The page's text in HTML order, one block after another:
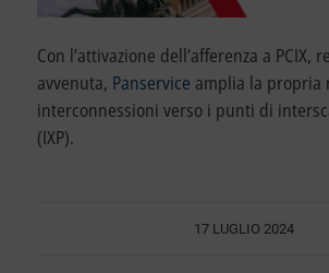
Con l’attivazione dell’afferenza a PCIX,
avvenuta, Panservice amplia la propria
interconnessioni verso i punti di
(IXP).
17 LUGLIO 2024